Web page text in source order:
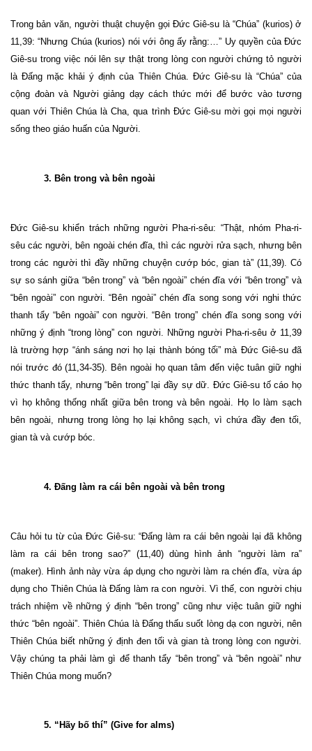
Trong bản văn, người thuật chuyện gọi Đức Giê-su là “Chúa” (kurios) ở
11,39: “Nhưng Chúa (kurios) nói với ông ấy rằng:…” Uy quyền của Đức
Giê-su trong việc nói lên sự thật trong lòng con người chứng tỏ người
là Đấng mặc khải ý định của Thiên Chúa. Đức Giê-su là “Chúa” của
cộng đoàn và Người giảng dạy cách thức mới để bước vào tương
quan với Thiên Chúa là Cha, qua trình Đức Giê-su mời gọi mọi người
sống theo giáo huấn của Người.
3. Bên trong và bên ngoài
Đức Giê-su khiển trách những người Pha-ri-sêu: “Thật, nhóm Pha-ri-
sêu các người, bên ngoài chén đĩa, thì các người rửa sạch, nhưng bên
trong các người thì đầy những chuyện cướp bóc, gian tà” (11,39). Có
sự so sánh giữa “bên trong” và “bên ngoài” chén đĩa với “bên trong” và
“bên ngoài” con người. “Bên ngoài” chén đĩa song song với nghi thức
thanh tẩy “bên ngoài” con người. “Bên trong” chén đĩa song song với
những ý định “trong lòng” con người. Những người Pha-ri-sêu ở 11,39
là trường hợp “ánh sáng nơi họ lại thành bóng tối” mà Đức Giê-su đã
nói trước đó (11,34-35). Bên ngoài họ quan tâm đến việc tuân giữ nghi
thức thanh tẩy, nhưng “bên trong” lại đầy sự dữ. Đức Giê-su tố cáo họ
vì họ không thống nhất giữa bên trong và bên ngoài. Họ lo làm sạch
bên ngoài, nhưng trong lòng họ lại không sạch, vì chứa đầy đen tối,
gian tà và cướp bóc.
4. Đấng làm ra cái bên ngoài và bên trong
Câu hỏi tu từ của Đức Giê-su: “Đấng làm ra cái bên ngoài lại đã không
làm ra cái bên trong sao?” (11,40) dùng hình ảnh “người làm ra”
(maker). Hình ảnh này vừa áp dụng cho người làm ra chén đĩa, vừa áp
dụng cho Thiên Chúa là Đấng làm ra con người. Vì thế, con người chịu
trách nhiệm về những ý định “bên trong” cũng như việc tuân giữ nghi
thức “bên ngoài”. Thiên Chúa là Đấng thấu suốt lòng dạ con người, nên
Thiên Chúa biết những ý định đen tối và gian tà trong lòng con người.
Vậy chúng ta phải làm gì để thanh tẩy “bên trong” và “bên ngoài” như
Thiên Chúa mong muốn?
5. “Hãy bố thí” (Give for alms)